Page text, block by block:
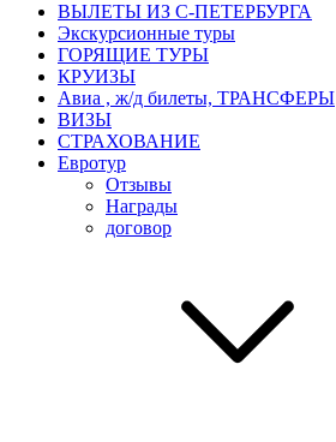
ВЫЛЕТЫ ИЗ С-ПЕТЕРБУРГА
Экскурсионные туры
ГОРЯЩИЕ ТУРЫ
КРУИЗЫ
Авиа , ж/д билеты, ТРАНСФЕРЫ
ВИЗЫ
СТРАХОВАНИЕ
Евротур
Отзывы
Награды
договор